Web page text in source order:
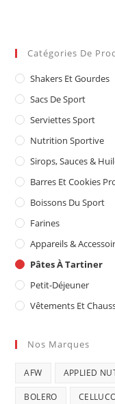
Catégories De
Shakers Et Gourdes
Sacs De Sport
Serviettes Sport
Nutrition Sportive
Sirops, Sauces &
Barres Et Cookies
Boissons Du Sport
Farines
Appareils &
Pâtes À Tartiner
Petit-Déjeuner
Vêtements Et
Nos Marques
AFW APPLIED
BOLERO